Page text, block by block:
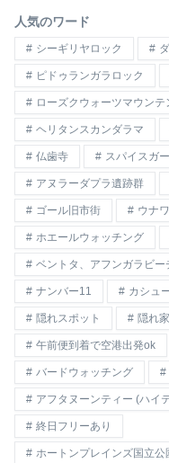
人気のワード
シーギリヤロック
ピドゥランガラロック
ローズクウォーツマウンテ
ヘリタンスカンダラマ
仏歯寺 スパイスガ
アヌラーダプラ遺跡群
ゴール旧市街 ウナ
ホエールウォッチング
ベントタ、アフンガラビー
ナンバー11 カシュ
隠れスポット 隠れ
午前便到着で空港出発ok
バードウォッチング
アフタヌーンティー (ハイ
終日フリーあり
ホートンプレインズ国立公